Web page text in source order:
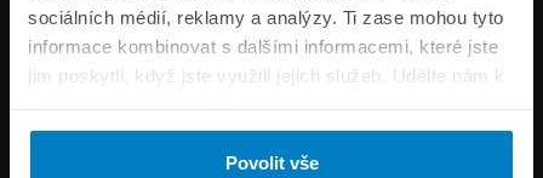
sociálních médií, reklamy a analýzy. Ti zase mohou tyto
informace kombinovat s dalšími informacemi, které jste
jim poskytli, když jste využili jejich služeb. Udělte nám k
tomu prosím svůj souhlas.
Povolit vše
Informace
ePojisteni.cz
Formuláře